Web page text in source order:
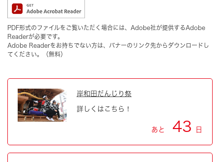
PDF形式のファイルをご覧いただく場合には、Adobe社が提供するAdobe
Readerが必要です。
Adobe Readerをお持ちでない方は、バナーのリンク先からダウンロードし
てください。（無料）
岸和田だんじり祭
詳しくはこちら！
あと 43 日